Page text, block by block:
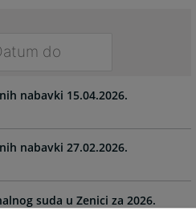
nabavki 15.04.2026.
nabavki 27.02.2026.
suda u Zenici za 2026.